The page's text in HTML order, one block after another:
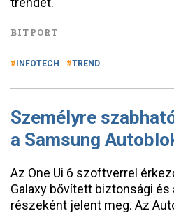
BITPORT
INFOTECH TREND
Személyre
a Samsung
Az One Ui 6 szoftverrel
Galaxy bővített biztonsági
részeként jelent meg. Az